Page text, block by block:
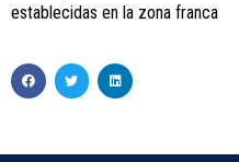
establecidas en la zona franca